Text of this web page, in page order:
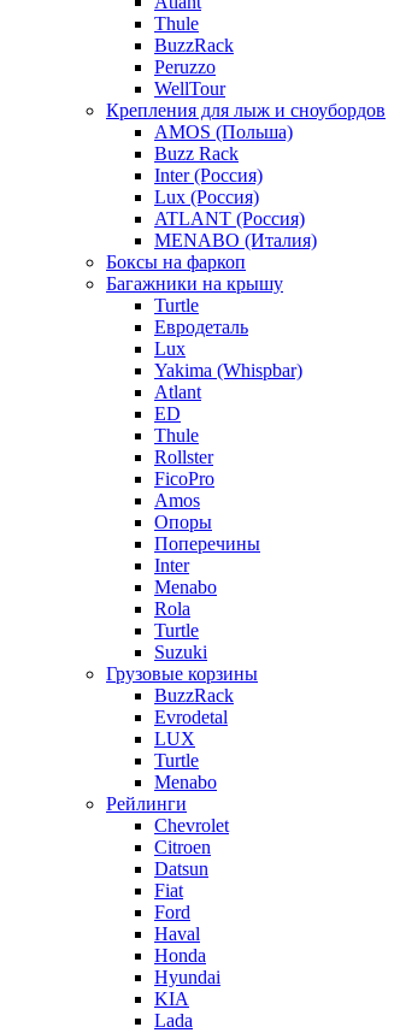
Thule
BuzzRack
Peruzzo
WellTour
Крепления для лыж и сноубордов
AMOS (Польша)
Buzz Rack
Inter (Россия)
Lux (Россия)
ATLANT (Россия)
MENABO (Италия)
Боксы на фаркоп
Багажники на крышу
Turtle
Евродеталь
Lux
Yakima (Whispbar)
Atlant
ED
Thule
Rollster
FicoPro
Amos
Опоры
Поперечины
Inter
Menabo
Rola
Turtle
Suzuki
Грузовые корзины
BuzzRack
Evrodetal
LUX
Turtle
Menabo
Рейлинги
Chevrolet
Citroen
Datsun
Fiat
Ford
Haval
Honda
Hyundai
KIA
Lada